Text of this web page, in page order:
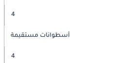
4
أسطوانات مستقيمة
4